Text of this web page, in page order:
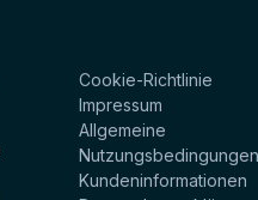
Cookie-Richtlinie
Impressum
Allgemeine
Kundeninformationen